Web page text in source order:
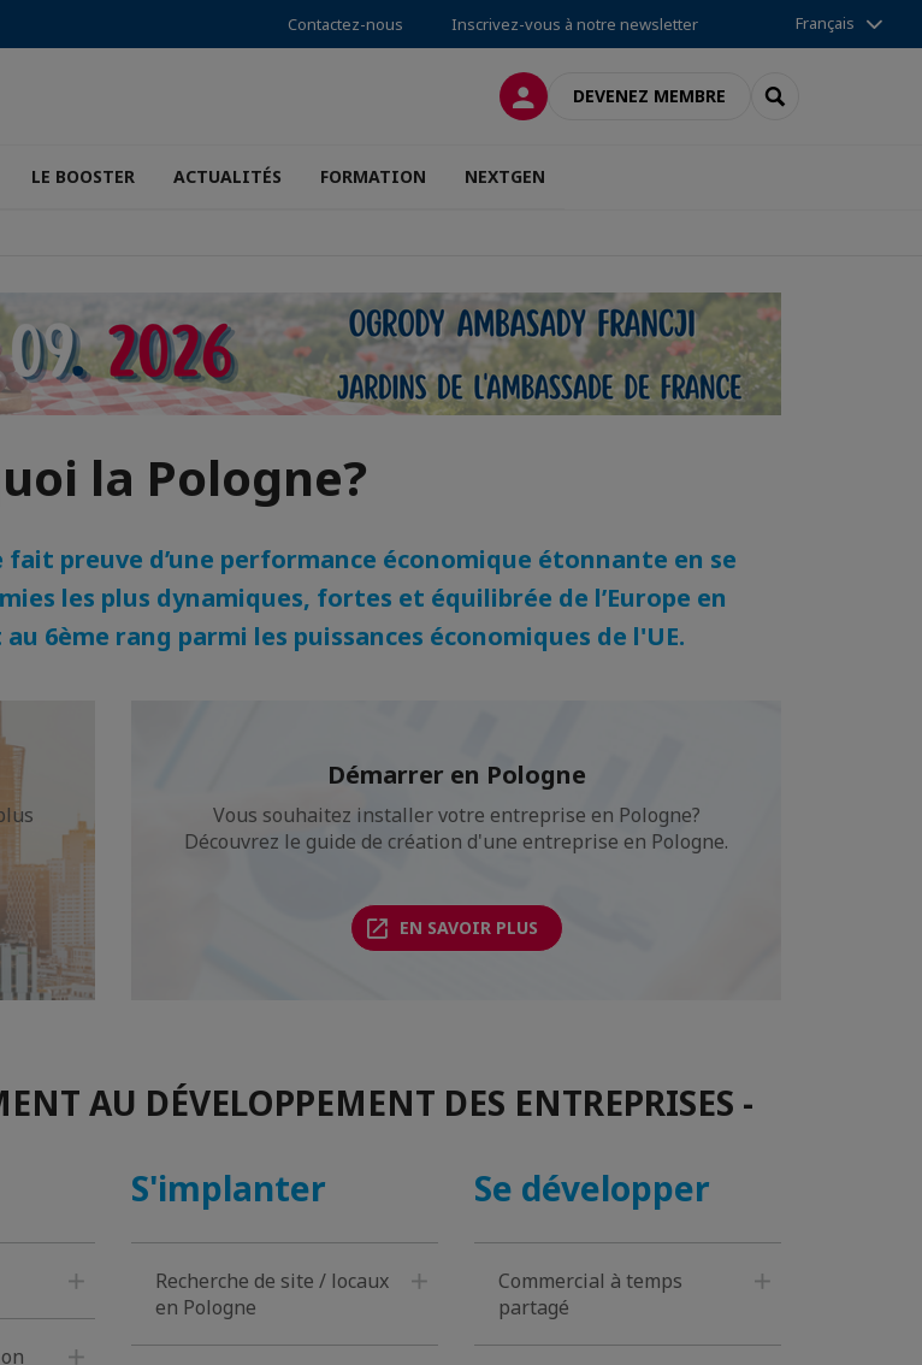
Contactez-nous Inscrivez-vous à notre newsletter Français
CONNEXIONDEVENEZ MEMBRE RECHERCHER
LE BOOSTER ACTUALITÉS FORMATION NEXTGEN
la Pologne?
fait preuve d’une performance économique étonnante en se
les plus dynamiques, fortes et équilibrée de l’Europe en
6ème rang parmi les puissances économiques de l'UE.
Démarrer en Pologne
Vous souhaitez installer votre entreprise en Pologne?
Découvrez le guide de création d'une entreprise en Pologne.
EN SAVOIR PLUS
AU DÉVELOPPEMENT DES ENTREPRISES -
S'implanter
Recherche de site / locaux
en Pologne
Se développer
Commercial à temps
partagé